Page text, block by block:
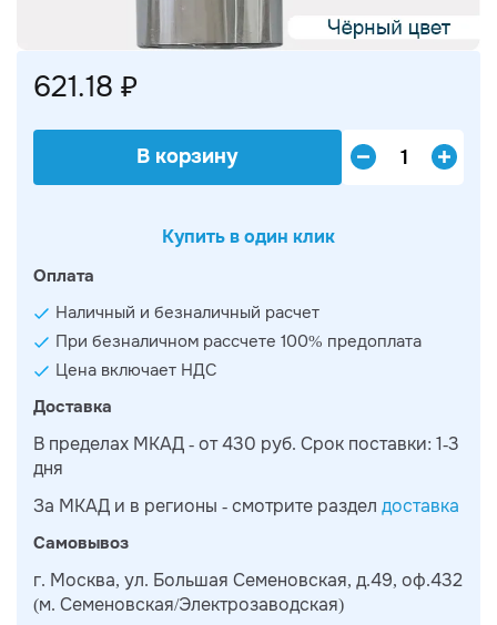
621.18 ₽
В корзину
Купить в один клик
Оплата
Наличный и безналичный расчет
При безналичном рассчете 100% предоплата
Цена включает НДС
Доставка
В пределах МКАД - от 430 руб. Срок поставки: 1-3
дня
За МКАД и в регионы - смотрите раздел доставка
Самовывоз
г. Москва, ул. Большая Семеновская, д.49, оф.432
(м. Семеновская/Электрозаводская)